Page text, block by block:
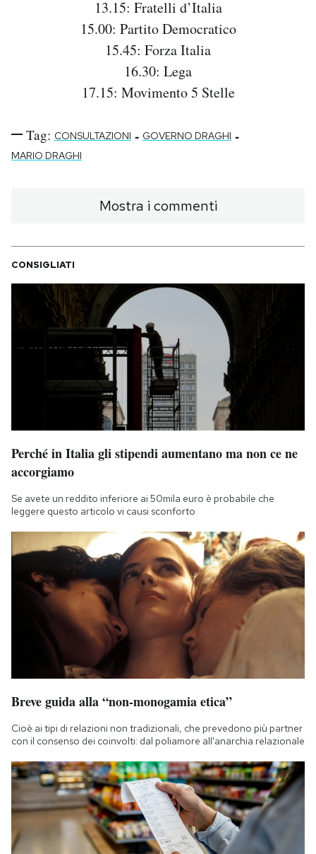
13.15: Fratelli d’Italia
15.00: Partito Democratico
15.45: Forza Italia
16.30: Lega
17.15: Movimento 5 Stelle
Tag: CONSULTAZIONI - GOVERNO DRAGHI -
MARIO DRAGHI
Mostra i commenti
CONSIGLIATI
Perché in Italia gli stipendi aumentano ma non ce ne
accorgiamo
Se avete un reddito inferiore ai 50mila euro è probabile che
leggere questo articolo vi causi sconforto
Breve guida alla “non-monogamia etica”
Cioè ai tipi di relazioni non tradizionali, che prevedono più partner
con il consenso dei coinvolti: dal poliamore all'anarchia relazionale